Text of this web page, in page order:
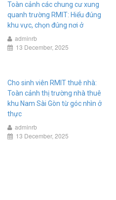
Toàn cảnh các chung cư xung
quanh trường RMIT: Hiểu đúng
khu vực, chọn đúng nơi ở
adminrb
13 December, 2025
Cho sinh viên RMIT thuê nhà:
Toàn cảnh thị trường nhà thuê
khu Nam Sài Gòn từ góc nhìn ở
thực
adminrb
13 December, 2025